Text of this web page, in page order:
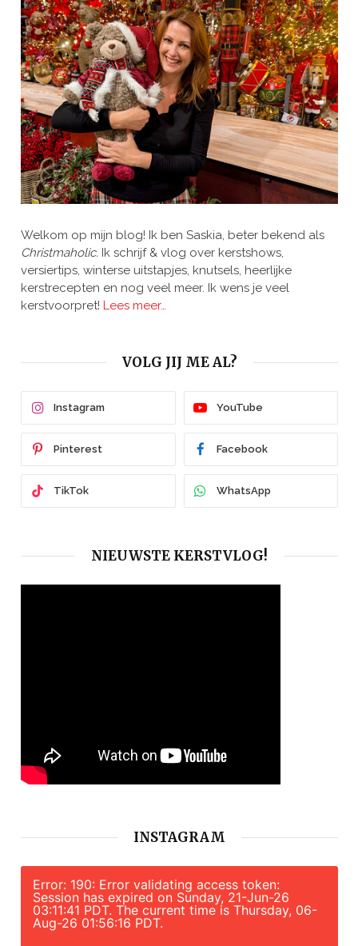
Welkom op mijn blog! Ik ben Saskia, beter bekend als
Christmaholic. Ik schrijf & vlog over kerstshows,
versiertips, winterse uitstapjes, knutsels, heerlijke
kerstrecepten en nog veel meer. Ik wens je veel
kerstvoorpret! Lees meer…
VOLG JIJ ME AL?
Instagram YouTube
Pinterest Facebook
TikTok WhatsApp
NIEUWSTE KERSTVLOG!
INSTAGRAM
Error: 190: Error validating access token:
Session has expired on Sunday, 21-Jun-26
03:11:41 PDT. The current time is Thursday, 06-
Aug-26 01:56:16 PDT.